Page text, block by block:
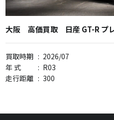
大阪 高価買取 日産 GT-R プ
買取時期 : 2026/07
年 式
: R03
走行距離 : 300